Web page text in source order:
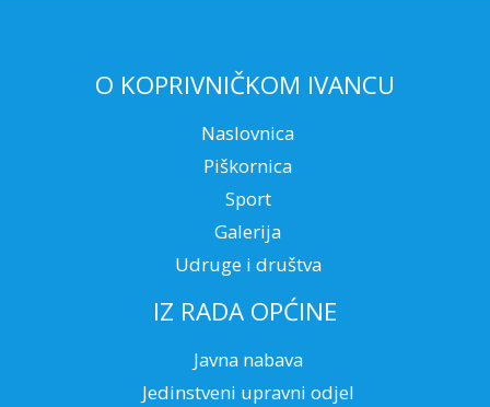
O KOPRIVNIČKOM IVANCU
Naslovnica
Piškornica
Sport
Galerija
Udruge i društva
IZ RADA OPĆINE
Javna nabava
Jedinstveni upravni odjel